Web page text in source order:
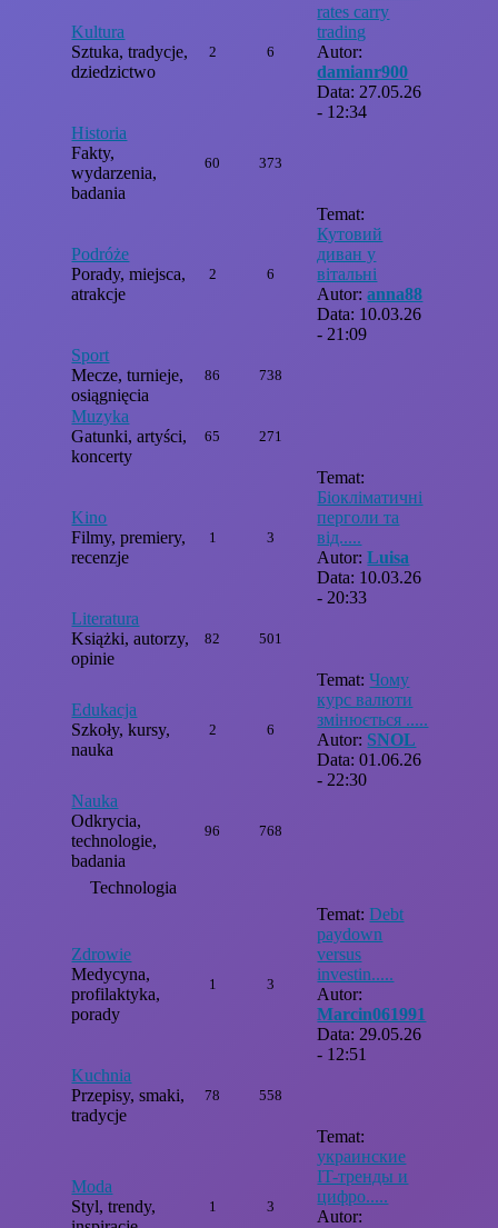
Kultura
Sztuka, tradycje,
dziedzictwo
2 6
rates carry
trading
Autor:
damianr900
Data: 27.05.26
- 12:34
Historia
Fakty,
wydarzenia,
badania
60 373
Podróże
Porady, miejsca,
atrakcje
2 6
Temat:
Кутовий
диван у
вітальні
Autor:anna88
Data: 10.03.26
- 21:09
Sport
Mecze, turnieje,
osiągnięcia
86 738
Muzyka
Gatunki, artyści,
koncerty
65 271
Kino
Filmy, premiery,
recenzje
1 3
Temat:
Біокліматичні
перголи та
від.....
Autor:Luisa
Data: 10.03.26
- 20:33
Literatura
Książki, autorzy,
opinie
82 501
Edukacja
Szkoły, kursy,
nauka
2 6
Temat:Чому
курс валюти
змінюється .....
Autor: SNOL
Data: 01.06.26
- 22:30
Nauka
Odkrycia,
technologie,
badania
96 768
Technologia
Zdrowie
Medycyna,
profilaktyka,
porady
1 3
Temat:Debt
paydown
versus
investin.....
Autor:
Marcin061991
Data: 29.05.26
- 12:51
Kuchnia
Przepisy, smaki,
tradycje
78 558
Moda
Styl, trendy,
1 3
Temat:
украинские
IT-тренды и
цифро.....
Autor: